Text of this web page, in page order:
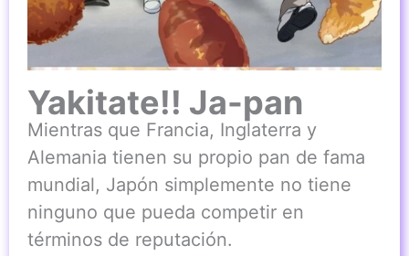
Yakitate!! Ja-pan
Mientras que Francia, Inglaterra y
Alemania tienen su propio pan de fama
mundial, Japón simplemente no tiene
ninguno que pueda competir en
términos de reputación.